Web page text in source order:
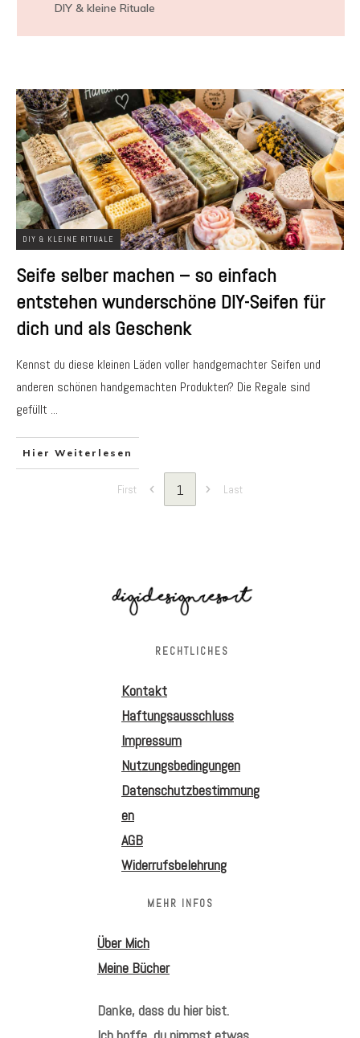
DIY & KLEINE RITUALE
Seife selber machen – so einfach
entstehen wunderschöne DIY-Seifen für
dich und als Geschenk
Kennst du diese kleinen Läden voller handgemachter Seifen und
anderen schönen handgemachten Produkten? Die Regale sind
gefüllt ...
Hier Weiterlesen
First 1 Last
DIY & kleine Rituale
RECHTLICHES
Kontakt
Haftungsausschluss
Impressum
Nutzungsbedingungen
Datenschutzbestimmung
en
AGB
Widerrufsbelehrung
MEHR INFOS
Über Mich
Meine Bücher
Danke, dass du hier bist.